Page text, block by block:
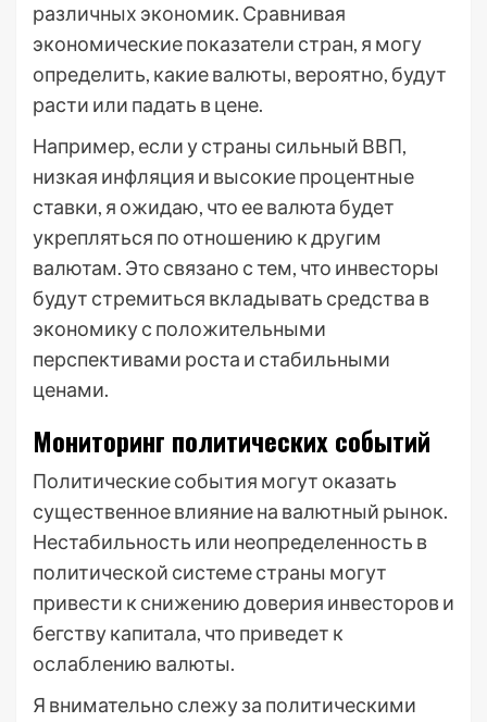
различных экономик. Сравнивая
экономические показатели стран, я могу
определить, какие валюты, вероятно, будут
расти или падать в цене.
Например, если у страны сильный ВВП,
низкая инфляция и высокие процентные
ставки, я ожидаю, что ее валюта будет
укрепляться по отношению к другим
валютам. Это связано с тем, что инвесторы
будут стремиться вкладывать средства в
экономику с положительными
перспективами роста и стабильными
ценами.
Мониторинг политических событий
Политические события могут оказать
существенное влияние на валютный рынок.
Нестабильность или неопределенность в
политической системе страны могут
привести к снижению доверия инвесторов и
бегству капитала, что приведет к
ослаблению валюты.
Я внимательно слежу за политическими